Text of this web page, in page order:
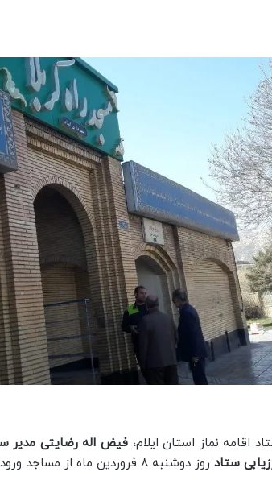
اقامه نماز استان ایلام، فیض اله رضایتی مدیر
ستاد روز دوشنبه 8 فروردین ماه از مساجد ورودی شهر ایلام بازدید کردند.